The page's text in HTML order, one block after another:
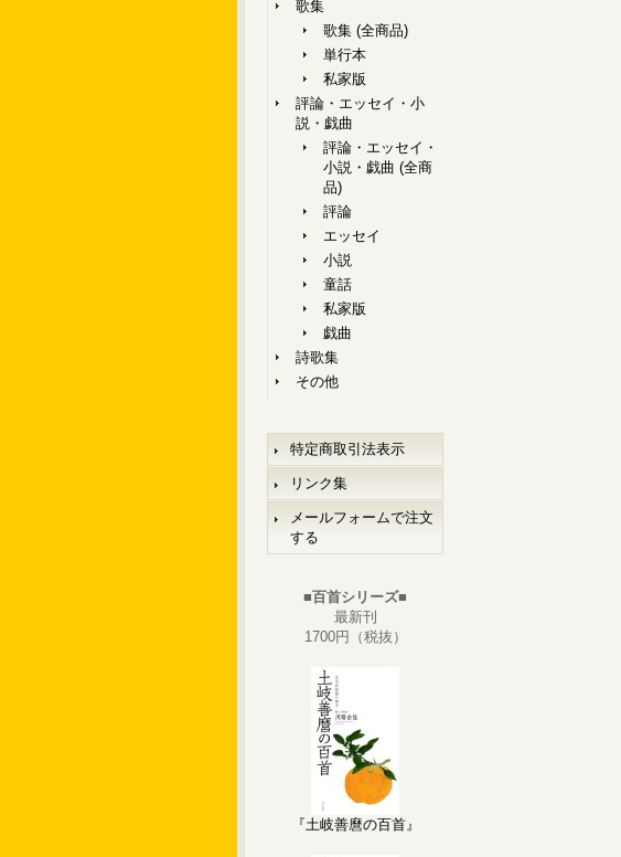
歌集
歌集 (全商品)
単行本
私家版
評論・エッセイ・小
説・戯曲
評論・エッセイ・
小説・戯曲 (全商
品)
評論
エッセイ
小説
童話
私家版
戯曲
詩歌集
その他
特定商取引法表示
リンク集
メールフォームで注文
する
■百首シリーズ■
最新刊
1700円（税抜）
『土岐善麿の百首』